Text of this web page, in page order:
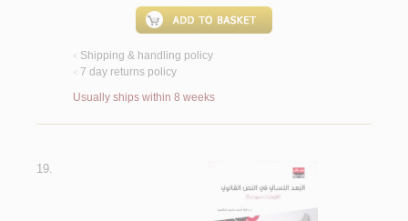
< Shipping & handling policy
< 7 day returns policy
Usually ships within 8 weeks
19.